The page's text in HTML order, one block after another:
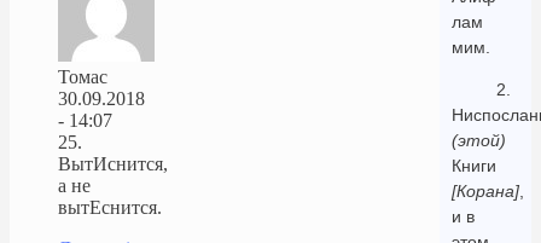
лам
мим.
2.
(этой)
Книги
[Корана],
и в
Томас
30.09.2018
- 14:07
25.
ВытИснится,
а не
вытЕснится.